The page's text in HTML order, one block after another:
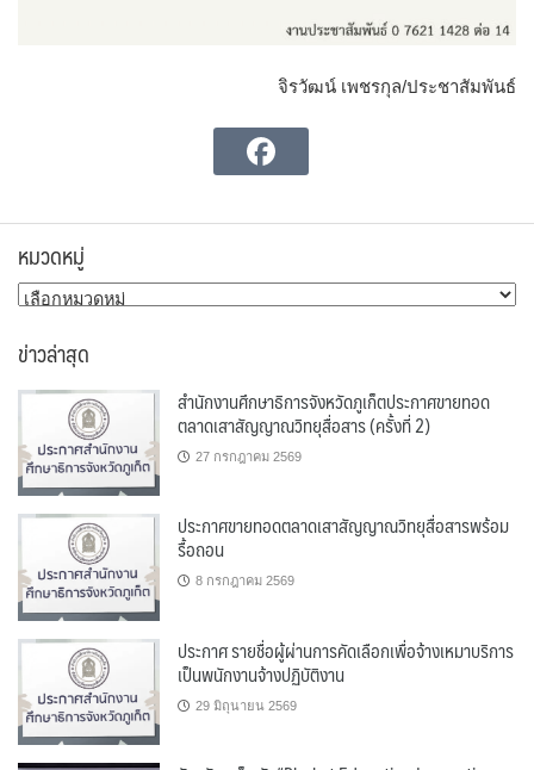
จิรวัฒน์ เพชรกุล/ประชาสัมพันธ์
หมวดหมู่
หมวด
ข่าวล่าสุด
สำนักงานศึกษาธิการจังหวัดภูเก็ตประกาศขายทอด
ตลาดเสาสัญญาณวิทยุสื่อสาร (ครั้งที่ 2)
27 กรกฎาคม 2569
ประกาศขายทอดตลาดเสาสัญญาณวิทยุสื่อสารพร้อม
รื้อถอน
8 กรกฎาคม 2569
ประกาศ รายชื่อผู้ผ่านการคัดเลือกเพื่อจ้างเหมาบริการ
เป็นพนักงานจ้างปฏิบัติงาน
29 มิถุนายน 2569